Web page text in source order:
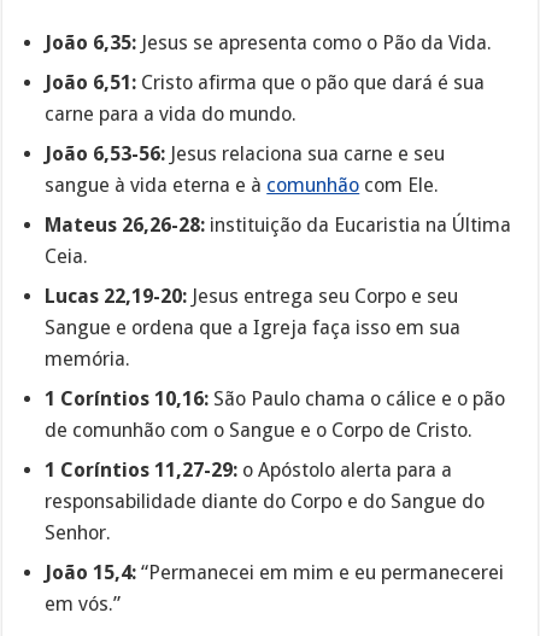
João 6,35: Jesus se apresenta como o Pão da Vida.
João 6,51: Cristo afirma que o pão que dará é sua
carne para a vida do mundo.
João 6,53-56: Jesus relaciona sua carne e seu
sangue à vida eterna e à comunhão com Ele.
Mateus 26,26-28: instituição da Eucaristia na Última
Ceia.
Lucas 22,19-20: Jesus entrega seu Corpo e seu
Sangue e ordena que a Igreja faça isso em sua
memória.
1 Coríntios 10,16: São Paulo chama o cálice e o pão
de comunhão com o Sangue e o Corpo de Cristo.
1 Coríntios 11,27-29: o Apóstolo alerta para a
responsabilidade diante do Corpo e do Sangue do
Senhor.
João 15,4: “Permanecei em mim e eu permanecerei
em vós.”